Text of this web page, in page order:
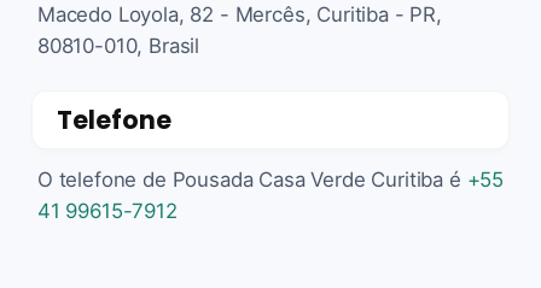
Macedo Loyola, 82 - Mercês, Curitiba - PR,
80810-010, Brasil
Telefone
O telefone de Pousada Casa Verde Curitiba é +55
41 99615-7912